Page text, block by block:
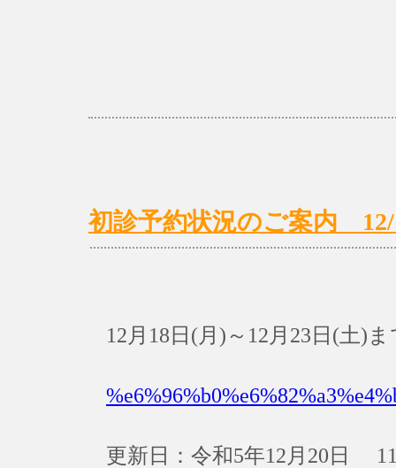
初診予約状況のご案内 12/
12月18日(月)～12月23日(土)
更新日：令和5年12月20日